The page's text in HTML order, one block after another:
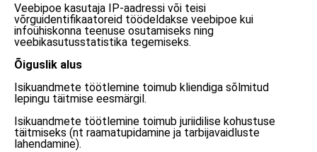
Veebipoe kasutaja IP-aadressi või teisi
võrguidentifikaatoreid töödeldakse veebipoe kui
infoühiskonna teenuse osutamiseks ning
veebikasutusstatistika tegemiseks.
Õiguslik alus
Isikuandmete töötlemine toimub kliendiga sõlmitud
lepingu täitmise eesmärgil.
Isikuandmete töötlemine toimub juriidilise kohustuse
täitmiseks (nt raamatupidamine ja tarbijavaidluste
lahendamine).